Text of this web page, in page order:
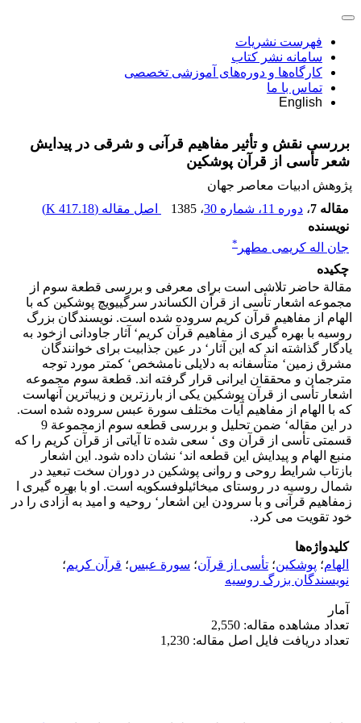
فهرست نشریات
سامانه نشر کتاب
کارگاه‌ها و دوره‌های آموزشی تخصصی
تماس با ما
English
بررسی نقش و تأثیر مفاهیم قرآنی و شرقی در پیدایش
شعر تأسی از قرآن پوشکین
پژوهش ادبیات معاصر جهان
مقاله 7
، دوره 11، شماره 30 ، 1385 اصل مقاله (417.18 K
)
نویسنده
جان اله کریمی مطهر *
چکیده
مقالة حاضر تلاشی است برای معرفی و بررسی قطعة سوم از
مجموعه اشعار تأسی از قرآن الکساندر سرگییویچ پوشکین که با
الهام از مفاهیم قرآن کریم سروده شده است. نویسندگان بزرگ
روسیه با بهره گیری از مفاهیم قرآن کریم‘ آثار جاودانی ازخود به
یادگار گذاشته اند که این آثار‘ در عین جذابیت برای خوانندگان
مشرق زمین‘ متأسفانه به دلایلی نامشخص‘ کمتر مورد توجه
مترجمان و محققان ایرانی قرار گرفته اند. قطعة سوم مجموعه
اشعار تأسی از قرآن پوشکین یکی از بارزترین و زیباترین آنهاست
که با الهام از مفاهیم آیات مختلف سورة عبس سروده شده است.
در این مقاله‘ ضمن تحلیل و بررسی قطعه سوم ازمجموعة 9
قسمتی تأسی از قرآن وی ‘ سعی شده تا آیاتی از قرآن کریم را که
منبع الهام و پیدایش این قطعه اند‘ نشان داده شود. این اشعار
بازتاب شرایط روحی و روانی پوشکین در دوران سخت تبعید در
شمال روسیه در روستای میخائیلوفسکویه است. او با بهره گیری ا
زمفاهیم قرآنی و با سرودن این اشعار‘ روحیه و امید به آزادی را در
خود تقویت می کرد.
کلیدواژه‌ها
الهام؛ پوشکین؛ تأسی از قرآن؛ سورة عبس؛ قرآن کریم؛
نویسندگان بزرگ روسیه
آمار
تعداد مشاهده مقاله: 2,550
تعداد دریافت فایل اصل مقاله: 1,230